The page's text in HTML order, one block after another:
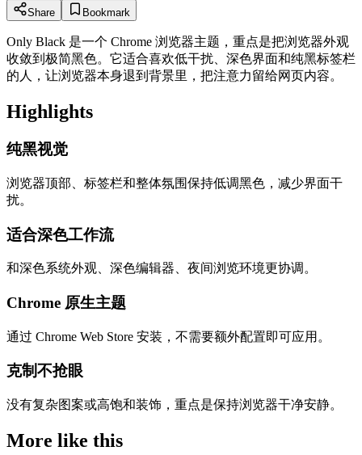
Share Bookmark
Only Black 是一个 Chrome 浏览器主题，重点是把浏览器外观
收敛到极简黑色。它适合喜欢低干扰、深色界面和纯黑标签栏
的人，让浏览器本身退到背景里，把注意力留给网页内容。
Highlights
纯黑视觉
浏览器顶部、标签栏和整体氛围保持低调黑色，减少界面干
扰。
适合深色工作流
和深色系统外观、深色编辑器、夜间浏览环境更协调。
Chrome 原生主题
通过 Chrome Web Store 安装，不需要额外配置即可应用。
克制不抢眼
没有复杂图案或高饱和装饰，重点是保持浏览器干净安静。
More like this